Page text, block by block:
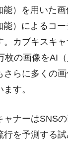
能）を用いた
能）によるコ
。カブキスキ
枚の画像をAI
さらに多くの
す。
ャナーはSNS
行を予測する